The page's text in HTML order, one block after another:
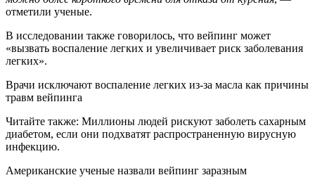
отметили ученые.
В исследовании также говорилось, что вейпинг может
«вызвать воспаление легких и увеличивает риск заболевания
легких».
Врачи исключают воспаление легких из-за масла как причины
травм вейпинга
Читайте также: Миллионы людей рискуют заболеть сахарным
диабетом, если они подхватят распространенную вирусную
инфекцию.
Американские ученые назвали вейпинг заразным